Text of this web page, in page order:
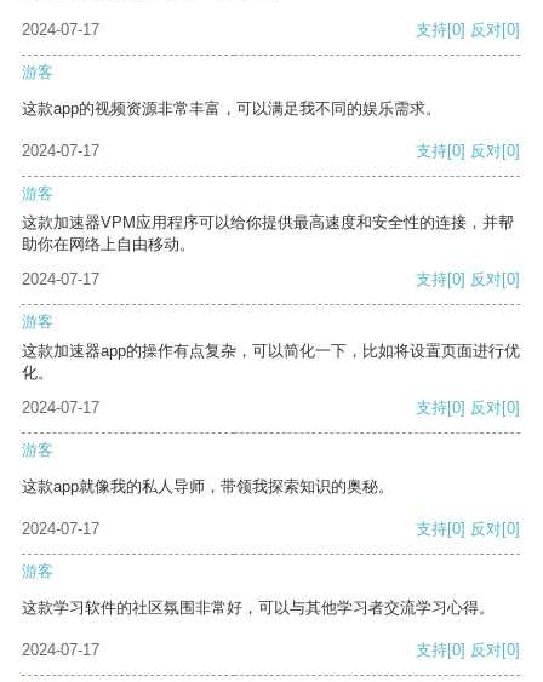
2024-07-17 支持[0] 反对[0]
游客
这款app的视频资源非常丰富，可以满足我不同的娱乐需求。
2024-07-17 支持[0] 反对[0]
游客
这款加速器VPM应用程序可以给你提供最高速度和安全性的连接，并帮
助你在网络上自由移动。
2024-07-17
支持[0] 反对[0]
游客
这款加速器app的操作有点复杂，可以简化一下，比如将设置页面进行优
化。
2024-07-17
支持[0] 反对[0]
游客
这款app就像我的私人导师，带领我探索知识的奥秘。
2024-07-17 支持[0] 反对[0]
游客
这款学习软件的社区氛围非常好，可以与其他学习者交流学习心得。
2024-07-17 支持[0] 反对[0]